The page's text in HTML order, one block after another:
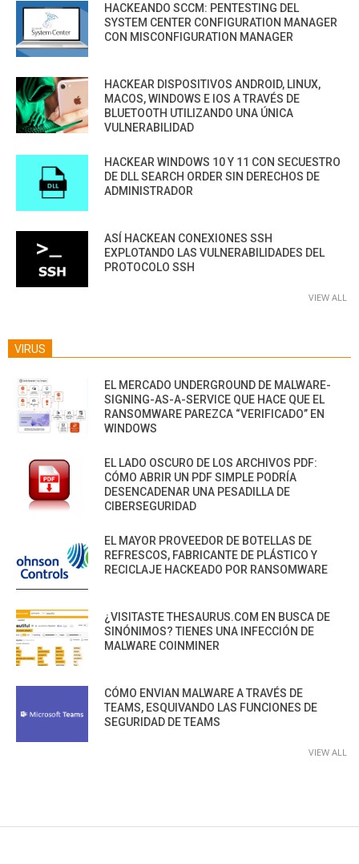
HACKEANDO SCCM: PENTESTING DEL
SYSTEM CENTER CONFIGURATION MANAGER
CON MISCONFIGURATION MANAGER
HACKEAR DISPOSITIVOS ANDROID, LINUX,
MACOS, WINDOWS E IOS A TRAVÉS DE
BLUETOOTH UTILIZANDO UNA ÚNICA
VULNERABILIDAD
HACKEAR WINDOWS 10 Y 11 CON SECUESTRO
DE DLL SEARCH ORDER SIN DERECHOS DE
ADMINISTRADOR
ASÍ HACKEAN CONEXIONES SSH
EXPLOTANDO LAS VULNERABILIDADES DEL
PROTOCOLO SSH
VIEW ALL
VIRUS
EL MERCADO UNDERGROUND DE MALWARE-
SIGNING-AS-A-SERVICE QUE HACE QUE EL
RANSOMWARE PAREZCA “VERIFICADO” EN
WINDOWS
EL LADO OSCURO DE LOS ARCHIVOS PDF:
CÓMO ABRIR UN PDF SIMPLE PODRÍA
DESENCADENAR UNA PESADILLA DE
CIBERSEGURIDAD
EL MAYOR PROVEEDOR DE BOTELLAS DE
REFRESCOS, FABRICANTE DE PLÁSTICO Y
RECICLAJE HACKEADO POR RANSOMWARE
¿VISITASTE THESAURUS.COM EN BUSCA DE
SINÓNIMOS? TIENES UNA INFECCIÓN DE
MALWARE COINMINER
CÓMO ENVIAN MALWARE A TRAVÉS DE
TEAMS, ESQUIVANDO LAS FUNCIONES DE
SEGURIDAD DE TEAMS
VIEW ALL